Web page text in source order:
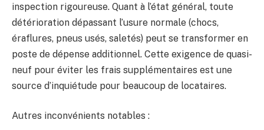
inspection rigoureuse. Quant à l’état général, toute
détérioration dépassant l’usure normale (chocs,
éraflures, pneus usés, saletés) peut se transformer en
poste de dépense additionnel. Cette exigence de quasi-
neuf pour éviter les frais supplémentaires est une
source d’inquiétude pour beaucoup de locataires.
Autres inconvénients notables :